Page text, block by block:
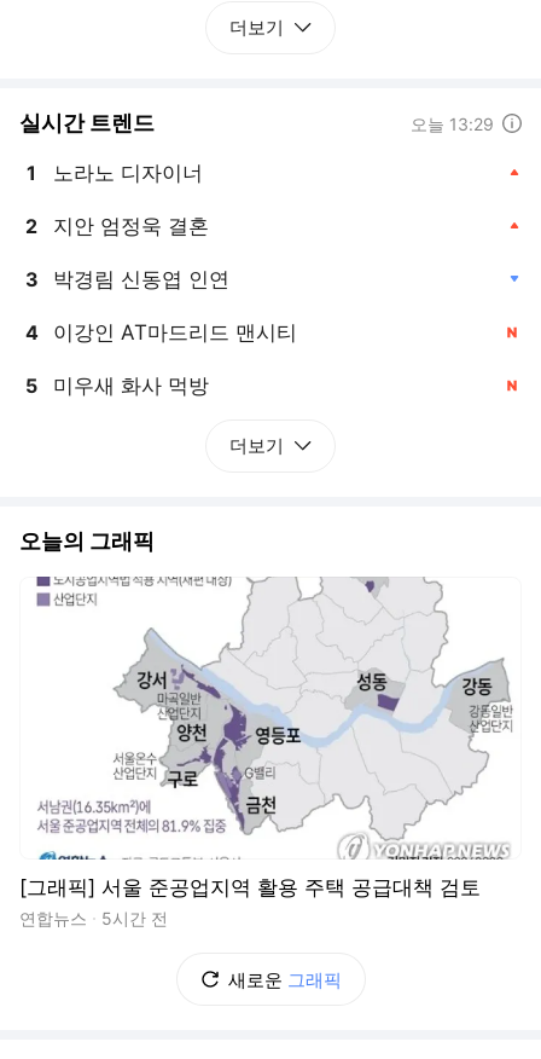
더보기
실시간 트렌드 오늘 13:29
1 노라노 디자이너
2 지안 엄정욱 결혼
3 박경림 신동엽 인연
4 이강인 AT마드리드 맨시티
5 미우새 화사 먹방
더보기
오늘의 그래픽
[그래픽] 서울 준공업지역 활용 주택 공급대책 검토
연합뉴스 5시간 전
새로운 그래픽